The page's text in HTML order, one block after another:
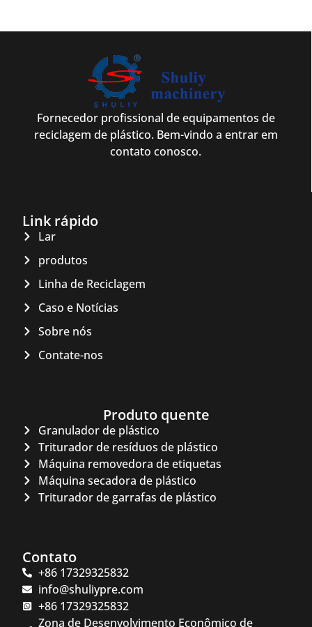
Fornecedor profissional de equipamentos de
reciclagem de plástico. Bem-vindo a entrar em
contato conosco.
Link rápido
Lar
produtos
Linha de Reciclagem
Caso e Notícias
Sobre nós
Contate-nos
Produto quente
Granulador de plástico
Triturador de resíduos de plástico
Máquina removedora de etiquetas
Máquina secadora de plástico
Triturador de garrafas de plástico
Contato
+86 17329325832
info@shuliypre.com
+86 17329325832
Zona de Desenvolvimento Econômico de